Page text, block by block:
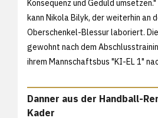
Konsequenz und Geduld
kann Nikola Bilyk, der weiterhin an
Oberschenkel-Blessur laboriert.
gewohnt nach dem
ihrem Mannschaftsbus "KI-EL 1"
Danner aus der Handball-
Kader